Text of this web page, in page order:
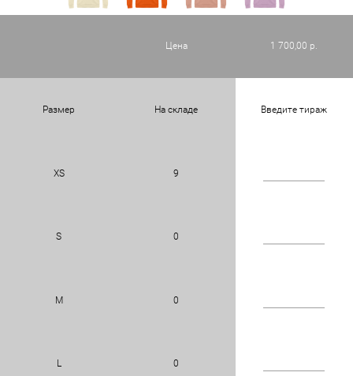
Цена 1 700,00 р.
Размер На складе Введите тираж
XS 9
S 0
M 0
L 0